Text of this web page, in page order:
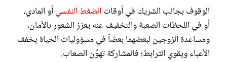
الوقوف بجانب الشريك في أوقات الضغط النفسيأو المادي،
أو في اللحظات الصعبة والتخفيف عنه يعزز الشعور بالأمان،
ومساعدة الزوجين لبعضهما بعضاً في مسؤوليات الحياة يخفف
الأعباء ويقوي الترابط؛ فالمشاركة تهوِّن الصعاب.